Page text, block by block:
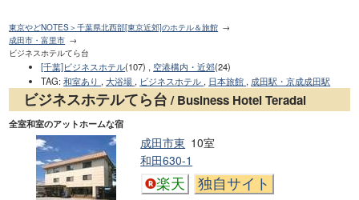
東京やどNOTES＞千葉県北西部[東京近郊]のホテル＆旅館
成田市・富里市
ビジネスホテルてら台
[千葉]ビジネスホテル(107) , 空港構内・近郊(24)
TAG:和室あり ,大浴場 , ビジネスホテル , 日本旅館 , 成田駅・京成成田駅
ビジネスホテルてら台 / Business Hotel Teradai
全室和室のアットホームな宿
10室
成田市東
和田630-1
楽天
独自サイト